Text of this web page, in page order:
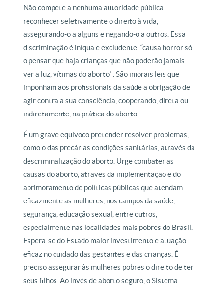
Não compete a nenhuma autoridade pública
reconhecer seletivamente o direito à vida,
assegurando-o a alguns e negando-o a outros. Essa
discriminação é iníqua e excludente; “causa horror só
o pensar que haja crianças que não poderão jamais
ver a luz, vítimas do aborto” . São imorais leis que
imponham aos profissionais da saúde a obrigação de
agir contra a sua consciência, cooperando, direta ou
indiretamente, na prática do aborto.
É um grave equívoco pretender resolver problemas,
como o das precárias condições sanitárias, através da
descriminalização do aborto. Urge combater as
causas do aborto, através da implementação e do
aprimoramento de políticas públicas que atendam
eficazmente as mulheres, nos campos da saúde,
segurança, educação sexual, entre outros,
especialmente nas localidades mais pobres do Brasil.
Espera-se do Estado maior investimento e atuação
eficaz no cuidado das gestantes e das crianças. É
preciso assegurar às mulheres pobres o direito de ter
seus filhos. Ao invés de aborto seguro, o Sistema